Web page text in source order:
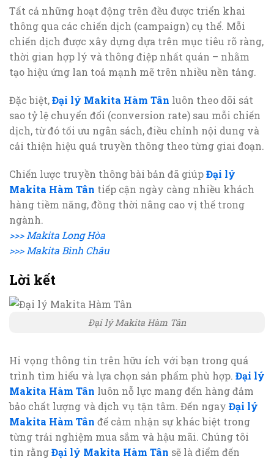
Tất cả những hoạt động trên đều được triển khai
thông qua các chiến dịch (campaign) cụ thể. Mỗi
chiến dịch được xây dựng dựa trên mục tiêu rõ ràng,
thời gian hợp lý và thông điệp nhất quán – nhằm
tạo hiệu ứng lan toả mạnh mẽ trên nhiều nền tảng.
Đặc biệt,Đại lý Makita Hàm Tân luôn theo dõi sát
sao tỷ lệ chuyển đổi (conversion rate) sau mỗi chiến
dịch, từ đó tối ưu ngân sách, điều chỉnh nội dung và
cải thiện hiệu quả truyền thông theo từng giai đoạn.
Chiến lược truyền thông bài bản đã giúpĐại lý
Makita Hàm Tân tiếp cận ngày càng nhiều khách
hàng tiềm năng, đồng thời nâng cao vị thế trong
ngành.
>>> Makita Long Hòa
>>> Makita Bình Châu
Lời kết
Đại lý Makita Hàm Tân
Hi vọng thông tin trên hữu ích với bạn trong quá
trình tìm hiểu và lựa chọn sản phẩm phù hợp. Đại lý
Makita Hàm Tân luôn nỗ lực mang đến hàng đảm
bảo chất lượng và dịch vụ tận tâm. Đến ngay Đại lý
Makita Hàm Tân để cảm nhận sự khác biệt trong
từng trải nghiệm mua sắm và hậu mãi. Chúng tôi
tin rằngĐại lý Makita Hàm Tân sẽ là điểm đến